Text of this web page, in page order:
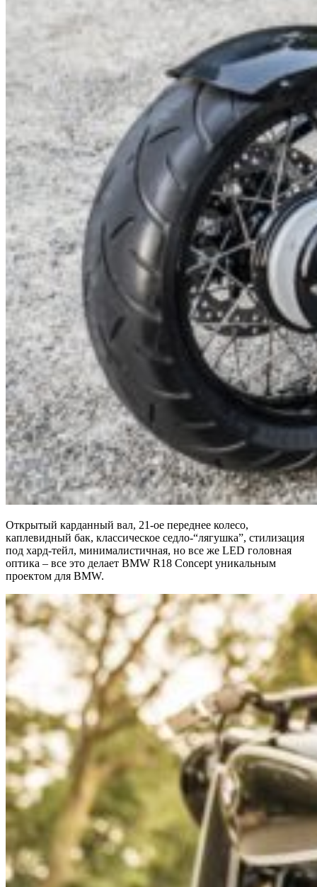
Открытый карданный вал, 21-ое переднее колесо,
каплевидный бак, классическое седло-“лягушка”, стилизация
под хард-тейл, минималистичная, но все же LED головная
оптика – все это делает BMW R18 Concept уникальным
проектом для BMW.